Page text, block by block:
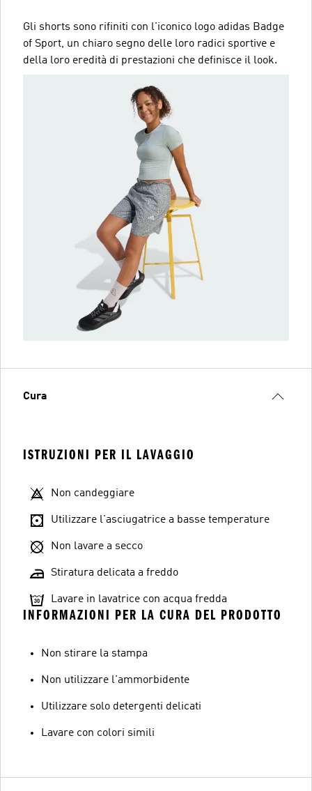
Gli shorts sono rifiniti con l'iconico logo adidas Badge
of Sport, un chiaro segno delle loro radici sportive e
della loro eredità di prestazioni che definisce il look.
Cura
ISTRUZIONI PER IL LAVAGGIO
Non candeggiare
Utilizzare l'asciugatrice a basse temperature
Non lavare a secco
Stiratura delicata a freddo
Lavare in lavatrice con acqua fredda
INFORMAZIONI PER LA CURA DEL PRODOTTO
Non stirare la stampa
Non utilizzare l'ammorbidente
Utilizzare solo detergenti delicati
Lavare con colori simili